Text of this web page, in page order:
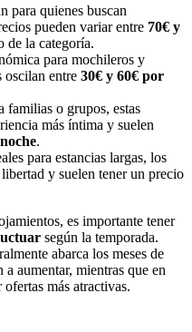
para quienes buscan
pueden variar entre 70€ y
de la categoría.
para mochileros y
oscilan entre 30€ y 60€ por
familias o grupos, estas
más íntima y suelen
.
para estancias largas, los
y suelen tener un precio
es importante tener
según la temporada.
abarca los meses de
aumentar, mientras que en
más atractivas.